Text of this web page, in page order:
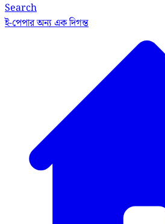
Search
ই-পেপারঅন্য এক দিগন্ত